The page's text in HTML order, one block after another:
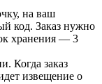
на ваш
код. Заказ нужно
хранения — 3
Когда заказ
извещение о